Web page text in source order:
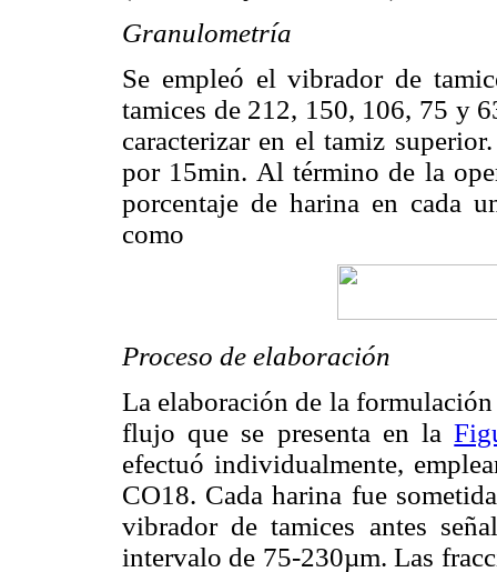
Granulometría
Se empleó el vibrador de
tamices de 212, 150, 106, 75 y
caracterizar en el tamiz
por 15min. Al término de la
porcentaje de harina en cada
como
Proceso de elaboración
La elaboración de la
flujo que se presenta en la
efectuó individualmente,
CO18. Cada harina fue
vibrador de tamices antes
intervalo de 75-230µm. Las